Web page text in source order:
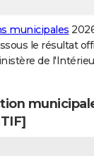
municipales
le résultat
de